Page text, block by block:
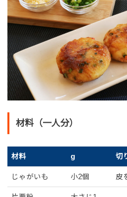
材料（一人分）
材料 g 切
じゃがいも 小2個 皮